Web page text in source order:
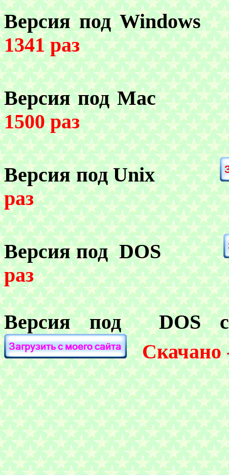
Версия под
1341 раз
Версия под
1500 раз
Версия подUnix
раз
Версия подDOS
раз
Версия подDOS
Скачано